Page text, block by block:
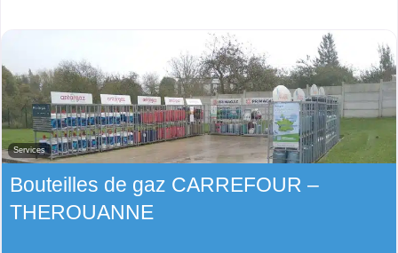
Services
Bouteilles de gaz CARREFOUR –
THEROUANNE